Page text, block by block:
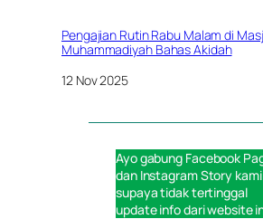
Pengajian Rutin Rabu Malam di
Muhammadiyah Bahas Akidah
Tanggal
12 Nov 2025
Ayo gabung Facebook
dan Instagram Story kami
supaya tidak tertinggal
update info dari website